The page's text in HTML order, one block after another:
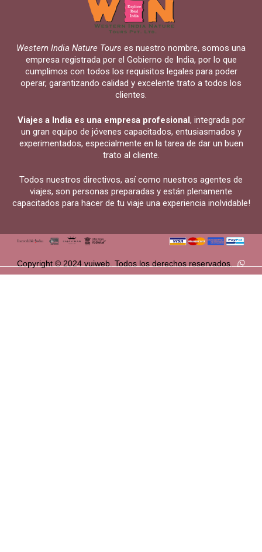
Western India Nature Tours es nuestro nombre, somos una
empresa registrada por el Gobierno de India, por lo que
cumplimos con todos los requisitos legales para poder
operar, garantizando calidad y excelente trato a todos los
clientes.
Viajes a India es una empresa profesional, integrada por
un gran equipo de jóvenes capacitados, entusiasmados y
experimentados, especialmente en la tarea de dar un buen
trato al cliente.
Todos nuestros directivos, así como nuestros agentes de
viajes, son personas preparadas y están plenamente
capacitados para hacer de tu viaje una experiencia inolvidable!
Copyright © 2024 vuiweb. Todos los derechos reservados.